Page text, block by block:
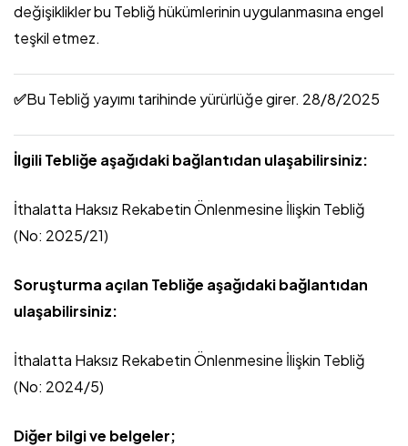
değişiklikler bu Tebliğ hükümlerinin uygulanmasına engel
teşkil etmez.
✅Bu Tebliğ yayımı tarihinde yürürlüğe girer. 28/8/2025
İlgili Tebliğe aşağıdaki bağlantıdan ulaşabilirsiniz:
İthalatta Haksız Rekabetin Önlenmesine İlişkin Tebliğ
(No: 2025/21)
Soruşturma açılan Tebliğe aşağıdaki bağlantıdan
ulaşabilirsiniz:
İthalatta Haksız Rekabetin Önlenmesine İlişkin Tebliğ
(No: 2024/5)
Diğer bilgi ve belgeler;